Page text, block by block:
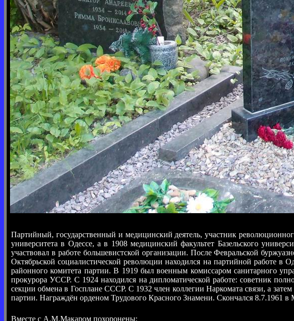
Партийный, государственный и медицинский деятель, участник
университета в Одессе, а в 1908 медицинский факультет Базельского
участвовал в работе большевистской организации. После Февральской
Октябрьской социалистической революции находился на партийной работе в
районного комитета партии. В 1919 был военным комиссаром санитарного
прокурора УССР. С 1924 находился на дипломатической работе: советник
секции обмена в Госплане СССР. С 1932 член коллегии Наркомата связи, а
партии. Награждён орденом Трудового Красного Знамени. Скончался 8.7.1961 в
Вместе с А.М.Макаром похоронены: